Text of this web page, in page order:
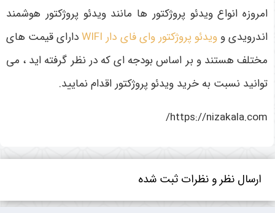
امروزه انواع ویدئو پروژکتور ها مانند ویدئو پروژکتور هوشمند
اندرویدی وویدئو پروژکتور وای فای دار WIFI
دارای قیمت های
مختلف هستند و بر اساس بودجه ای که در نظر گرفته اید ، می
توانید نسبت به خرید ویدئو پروژکتور اقدام نمایید.
https://nizakala.com/
ارسال نظر و نظرات ثبت شده